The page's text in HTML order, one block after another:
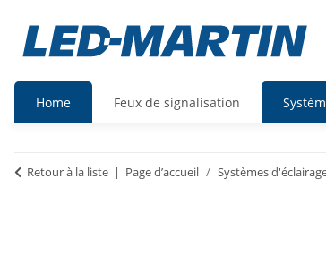
Home Feux de signalisation
TTC
HT
Retour à la liste Page d’accueil Systèmes